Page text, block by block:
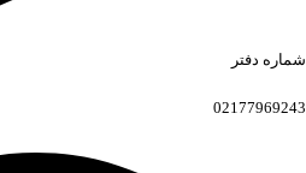
شماره دفتر
02177969243